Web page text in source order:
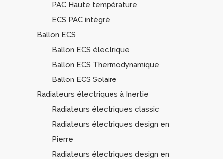
PAC Haute température
ECS PAC intégré
Ballon ECS
Ballon ECS électrique
Ballon ECS Thermodynamique
Ballon ECS Solaire
Radiateurs électriques à Inertie
Radiateurs électriques classic
Radiateurs électriques design en
Pierre
Radiateurs électriques design en